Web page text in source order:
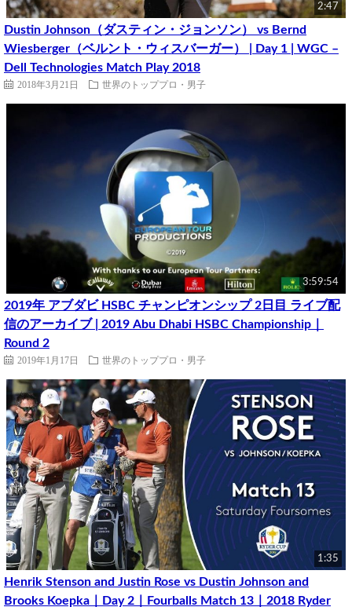
2:47
Dustin Johnson（ダスティン・ジョンソン） vs Bernd
Wiesberger（ベルント・ウィスバーガー） | Day 1 | WGC –
Dell Technologies Match Play 2018
2018年3月21日 世界のトッププロ・男子
3:59:54
2019年 アブダビ HSBC チャンピオンシップ 2日目 ライブ配
信のアーカイブ | 2019 Abu Dhabi HSBC Championship｜
Round 2
2019年1月17日 世界のトッププロ・男子
1:35
Henrik Stenson and Justin Rose vs Dustin Johnson and
Brooks Koepka｜Day 2｜Fourballs Match 13｜2018 Ryder